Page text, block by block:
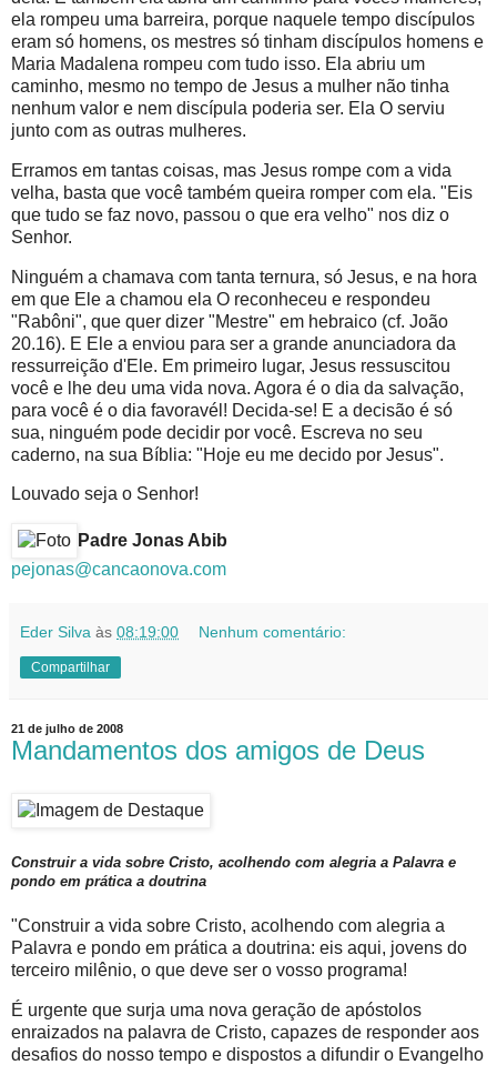
ela rompeu uma barreira, porque naquele tempo discípulos
eram só homens, os mestres só tinham discípulos homens e
Maria Madalena rompeu com tudo isso. Ela abriu um
caminho, mesmo no tempo de Jesus a mulher não tinha
nenhum valor e nem discípula poderia ser. Ela O serviu
junto com as outras mulheres.
Erramos em tantas coisas, mas Jesus rompe com a vida
velha, basta que você também queira romper com ela. "Eis
que tudo se faz novo, passou o que era velho" nos diz o
Senhor.
Ninguém a chamava com tanta ternura, só Jesus, e na hora
em que Ele a chamou ela O reconheceu e respondeu
"Rabôni", que quer dizer "Mestre" em hebraico (cf. João
20.16). E Ele a enviou para ser a grande anunciadora da
ressurreição d'Ele. Em primeiro lugar, Jesus ressuscitou
você e lhe deu uma vida nova. Agora é o dia da salvação,
para você é o dia favoravél! Decida-se! E a decisão é só
sua, ninguém pode decidir por você. Escreva no seu
caderno, na sua Bíblia: "Hoje eu me decido por Jesus".
Louvado seja o Senhor!
Padre Jonas Abib
pejonas@cancaonova.com
Eder Silva às 08:19:00 Nenhum comentário:
Compartilhar
21 de julho de 2008
Mandamentos dos amigos de Deus
Construir a vida sobre Cristo, acolhendo com alegria a Palavra e
pondo em prática a doutrina
"Construir a vida sobre Cristo, acolhendo com alegria a
Palavra e pondo em prática a doutrina: eis aqui, jovens do
terceiro milênio, o que deve ser o vosso programa!
É urgente que surja uma nova geração de apóstolos
enraizados na palavra de Cristo, capazes de responder aos
desafios do nosso tempo e dispostos a difundir o Evangelho